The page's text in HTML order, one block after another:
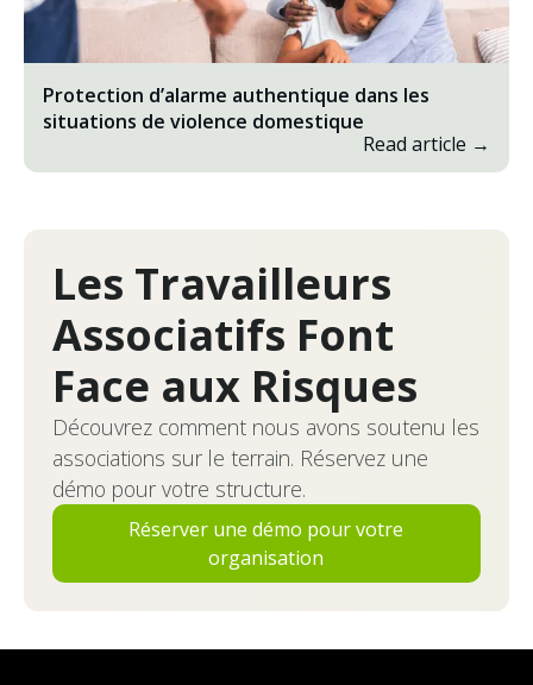
Protection d’alarme authentique dans les
situations de violence domestique
Read article →
Les Travailleurs
Associatifs Font
Face aux Risques
Découvrez comment nous avons soutenu les
associations sur le terrain. Réservez une
démo pour votre structure.
Réserver une démo pour votre
organisation